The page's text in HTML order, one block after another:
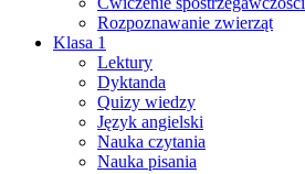
Rozpoznawanie zwierząt
Klasa 1
Lektury
Dyktanda
Quizy wiedzy
Język angielski
Nauka czytania
Nauka pisania